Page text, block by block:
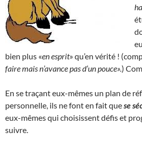
bien plus «en esprit» qu’en vérité !
faire mais n’avance pas d’un pouce».)
En se traçant eux-mêmes un plan de
personnelle, ils ne font en fait quese
eux-mêmes qui choisissent défis et
suivre.